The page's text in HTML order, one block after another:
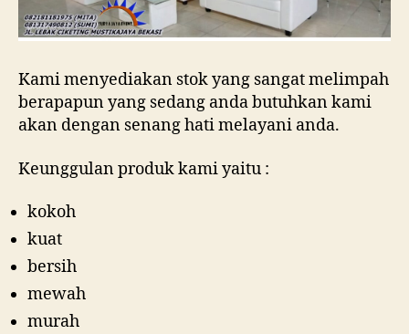
Kami menyediakan stok yang sangat melimpah
berapapun yang sedang anda butuhkan kami
akan dengan senang hati melayani anda.
Keunggulan produk kami yaitu :
kokoh
kuat
bersih
mewah
murah